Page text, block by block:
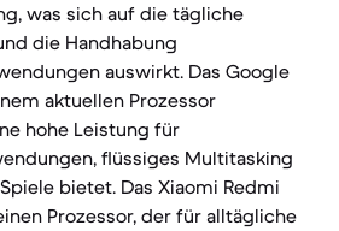
was sich auf die tägliche
die Handhabung
auswirkt. Das Google
aktuellen Prozessor
hohe Leistung für
flüssiges Multitasking
bietet. Das Xiaomi Redmi
Prozessor, der für alltägliche